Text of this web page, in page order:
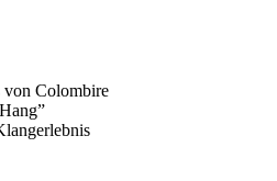
von Colombire